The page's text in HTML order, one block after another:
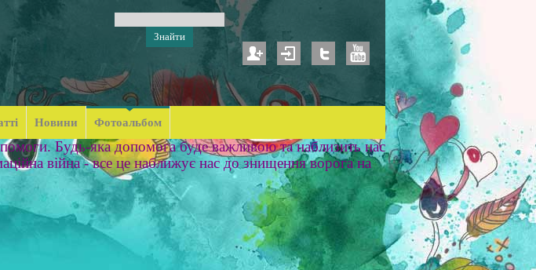
Новини Фотоальбом
Будь-яка допомога буде важливою та наблизить нас
війна - все це наближує нас до знищення ворога на